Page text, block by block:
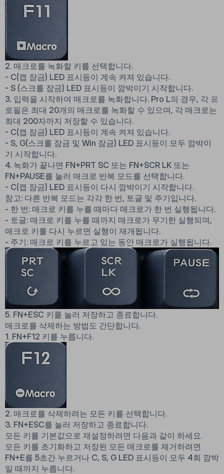
2. 매크로를 녹화할 키를 선택합니다.
- C(캡 잠금) LED 표시등이 계속 켜져 있습니다.
- S (스크롤 잠금) LED 표시등이 깜박이기 시작합니다.
3. 입력을 시작하여 매크로를 녹화합니다. Pro L의 경우, 각 프
로필은 최대 20개의 매크로를 녹화할 수 있으며, 각 매크로는
최대 200자까지 저장할 수 있습니다.
- C(캡 잠금) LED 표시등이 계속 켜져 있습니다.
- S, G(스크롤 잠금 및 Win 잠금) LED 표시등이 모두 깜박이
기 시작합니다.
4. 녹화가 끝나면 FN+PRT SC 또는 FN+SCR LK 또는
FN+PAUSE를 눌러 매크로 반복 모드를 선택합니다.
- C(캡 잠금) LED 표시등이 다시 깜박이기 시작합니다.
참고: 다른 반복 모드는 각각 한 번, 토글 및 주기입니다.
- 한 번: 매크로 키를 누를 때마다 매크로가 한 번 실행됩니다.
- 토글: 매크로 키를 누를 때까지 매크로가 무기한 실행되며,
매크로 키를 다시 누르면 실행이 재개됩니다.
- 주기: 매크로 키를 누르고 있는 동안 매크로가 실행됩니다.
5. FN+ESC 키를 눌러 저장하고 종료합니다.
매크로를 삭제하는 방법도 간단합니다.
1. FN+F12 키를 누릅니다.
2. 매크로를 삭제하려는 모든 키를 선택합니다.
3. FN+ESC를 눌러 저장하고 종료합니다.
모든 키를 기본값으로 재설정하려면 다음과 같이 하세요.
모든 키를 초기화하고 저장된 모든 매크로를 제거하려면
FN+E를 5초간 누르거나 C, S, G LED 표시등이 모두 4회 깜박
일 때까지 누릅니다.